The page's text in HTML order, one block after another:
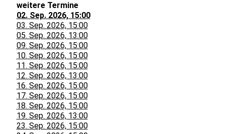
weitere Termine
02. Sep. 2026, 15:00
03. Sep. 2026, 15:00
05. Sep. 2026, 13:00
09. Sep. 2026, 15:00
10. Sep. 2026, 15:00
11. Sep. 2026, 15:00
12. Sep. 2026, 13:00
16. Sep. 2026, 15:00
17. Sep. 2026, 15:00
18. Sep. 2026, 15:00
19. Sep. 2026, 13:00
23. Sep. 2026, 15:00